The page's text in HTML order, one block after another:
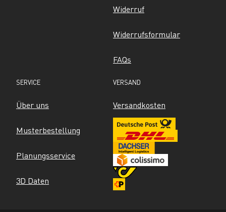
Widerruf
Widerrufsformular
FAQs
SERVICE
Über uns
Musterbestellung
Planungsservice
3D Daten
VERSAND
Versandkosten